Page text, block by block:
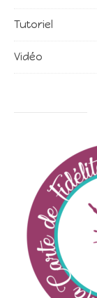
Tutoriel
Vidéo